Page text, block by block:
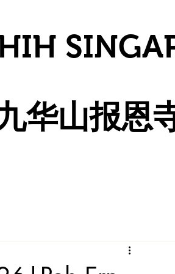
华山报恩